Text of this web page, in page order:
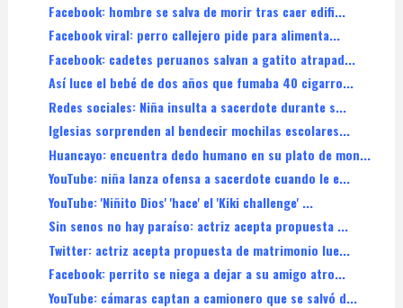
Facebook: hombre se salva de morir tras caer edifi...
Facebook viral: perro callejero pide para alimenta...
Facebook: cadetes peruanos salvan a gatito atrapad...
Así luce el bebé de dos años que fumaba 40 cigarro...
Redes sociales: Niña insulta a sacerdote durante s...
Iglesias sorprenden al bendecir mochilas escolares...
Huancayo: encuentra dedo humano en su plato de mon...
YouTube: niña lanza ofensa a sacerdote cuando le e...
YouTube: 'Niñito Dios' 'hace' el 'Kiki challenge' ...
Sin senos no hay paraíso: actriz acepta propuesta ...
Twitter: actriz acepta propuesta de matrimonio lue...
Facebook: perrito se niega a dejar a su amigo atro...
YouTube: cámaras captan a camionero que se salvó d...